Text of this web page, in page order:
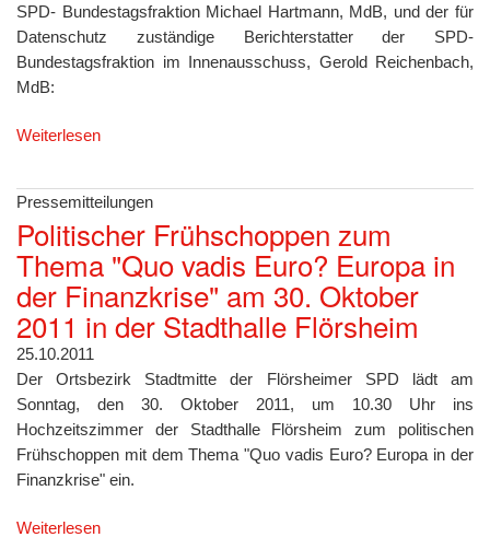
SPD- Bundestagsfraktion Michael Hartmann, MdB, und der für
Datenschutz zuständige Berichterstatter der SPD-
Bundestagsfraktion im Innenausschuss, Gerold Reichenbach,
MdB:
Weiterlesen
Pressemitteilungen
Politischer Frühschoppen zum
Thema "Quo vadis Euro? Europa in
der Finanzkrise" am 30. Oktober
2011 in der Stadthalle Flörsheim
25.10.2011
Der Ortsbezirk Stadtmitte der Flörsheimer SPD lädt am
Sonntag, den 30. Oktober 2011, um 10.30 Uhr ins
Hochzeitszimmer der Stadthalle Flörsheim zum politischen
Frühschoppen mit dem Thema "Quo vadis Euro? Europa in der
Finanzkrise" ein.
Weiterlesen